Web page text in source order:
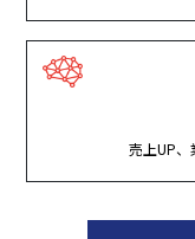
売上UP、